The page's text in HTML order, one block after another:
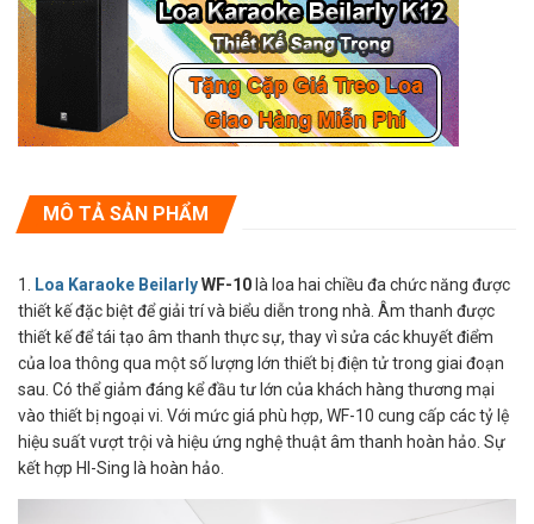
MÔ TẢ SẢN PHẨM
1. Loa Karaoke BeilarlyWF-10 là loa hai chiều đa chức năng được
thiết kế đặc biệt để giải trí và biểu diễn trong nhà. Âm thanh được
thiết kế để tái tạo âm thanh thực sự, thay vì sửa các khuyết điểm
của loa thông qua một số lượng lớn thiết bị điện tử trong giai đoạn
sau. Có thể giảm đáng kể đầu tư lớn của khách hàng thương mại
vào thiết bị ngoại vi. Với mức giá phù hợp, WF-10 cung cấp các tỷ lệ
hiệu suất vượt trội và hiệu ứng nghệ thuật âm thanh hoàn hảo. Sự
kết hợp HI-Sing là hoàn hảo.